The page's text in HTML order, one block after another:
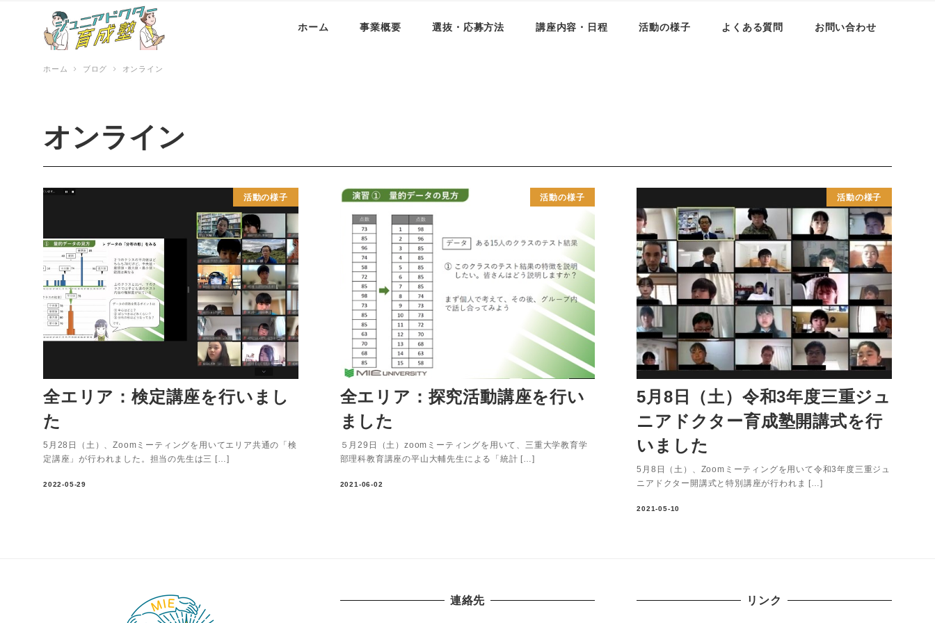
ホーム 事業概要 選抜・応募方法 講座内容・日程 活動の様子 よくある質問 お問い合わせ
ホーム ブログ オンライン
オンライン
活動の様子
全エリア：検定講座を行いまし
た
5月28日（土）、Zoomミーティングを用いてエリア共通の「検
定講座」が行われました。担当の先生は三 […]
2022-05-29
活動の様子
全エリア：探究活動講座を行い
ました
５月29日（土）zoomミーティングを用いて、三重大学教育学
部理科教育講座の平山大輔先生による「統計 […]
2021-06-02
活動の様子
5月8日（土）令和3年度三重ジュ
ニアドクター育成塾開講式を行
いました
5月8日（土）、Zoomミーティングを用いて令和3年度三重ジュ
ニアドクター開講式と特別講座が行われま […]
2021-05-10
連絡先 リンク